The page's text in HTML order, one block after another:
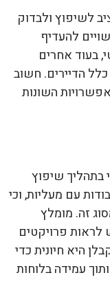
לשיפוץ ולבדוק
להעדיף
בעוד אחרים
הדיירים. חשוב
השונות
שיפוץ
עם מעליות, וכי
זה. מומלץ
פרויקטים
היא חיונית כדי
עמידה בלוחות